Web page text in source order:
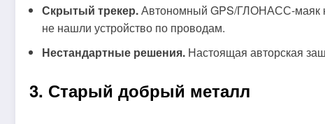
Скрытый трекер.Автономный GPS/ГЛОНАСС-маяк
не нашли устройство по проводам.
Нестандартные решения. Настоящая авторская
3. Старый добрый металл